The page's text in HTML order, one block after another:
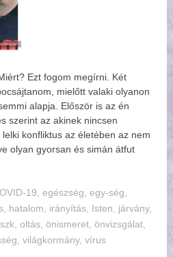
Ezt fogom megírni. Két
mielőtt valaki olyanon
alapja. Először is az én
szerint az akinek nincsen
konfliktus az életében az nem
olyan gyorsan és simán átfut
19,egészség,egy-ség,
, hatalom, irányítás, Isten, járvány,
,oltás,önismeret,önvizsgálat,
,világkormány,vírus